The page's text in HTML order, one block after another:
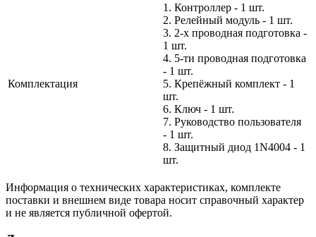
Комплектация
1. Контроллер - 1 шт.
2. Релейный модуль - 1 шт.
3. 2-x проводная подготовка -
1 шт.
4. 5-ти проводная подготовка
- 1 шт.
5. Крепёжный комплект - 1
шт.
6. Ключ - 1 шт.
7. Руководство пользователя
- 1 шт.
8. Защитный диод 1N4004 - 1
шт.
Информация о технических характеристиках, комплекте
поставки и внешнем виде товара носит справочный характер
и не является публичной офертой.